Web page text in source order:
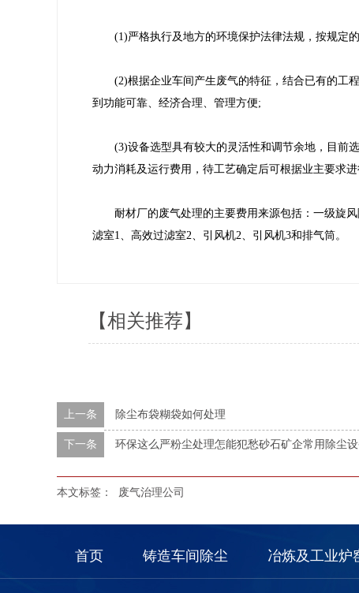
(1)严格执行及地方的环境保护法律法规，按规定
(2)根据企业车间产生废气的特征，结合已有的工
到功能可靠、经济合理、管理方便;
(3)设备选型具有较大的灵活性和调节余地，目前
动力消耗及运行费用，待工艺确定后可根据业主要求进
耐材厂的废气处理的主要费用来源包括：一级旋
滤室1、高效过滤室2、引风机2、引风机3和排气筒。
【相关推荐】
上一条 除尘布袋糊袋如何处理
下一条 环保这么严粉尘处理怎能犯愁砂石矿企常用除尘
本文标签： 废气治理公司
首页 铸造车间除尘 冶炼及工业炉